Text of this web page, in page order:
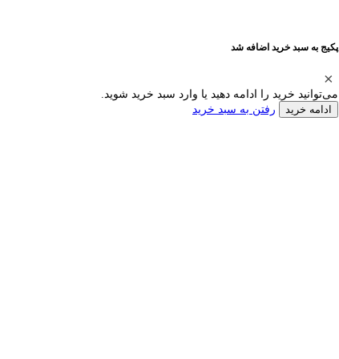
پکیج به سبد خرید اضافه شد
می‌توانید خرید را ادامه دهید یا وارد سبد خرید شوید.
ادامه خرید رفتن به سبد خرید